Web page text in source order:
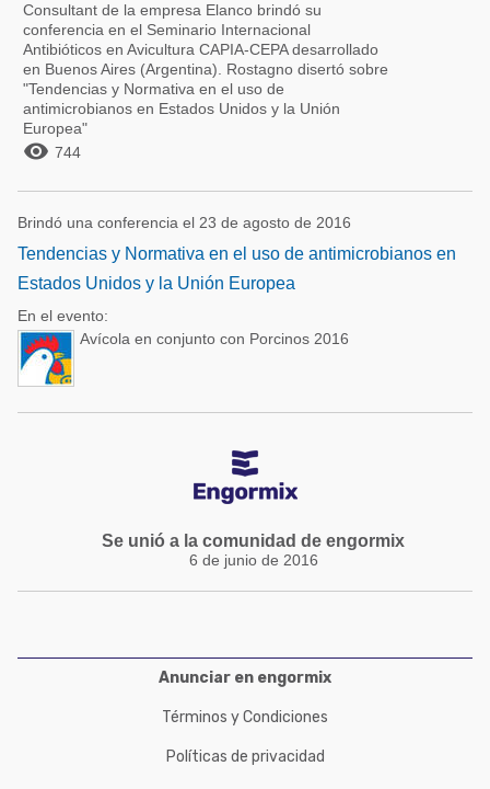
Consultant de la empresa Elanco brindó su
conferencia en el Seminario Internacional
Antibióticos en Avicultura CAPIA-CEPA desarrollado
en Buenos Aires (Argentina). Rostagno disertó sobre
"Tendencias y Normativa en el uso de
antimicrobianos en Estados Unidos y la Unión
Europea"
 744
Brindó una conferencia el 23 de agosto de 2016
Tendencias y Normativa en el uso de antimicrobianos en
Estados Unidos y la Unión Europea
En el evento:
Avícola en conjunto con Porcinos 2016
Se unió a la comunidad de engormix
6 de junio de 2016
Anunciar en engormix
Términos y Condiciones
Políticas de privacidad